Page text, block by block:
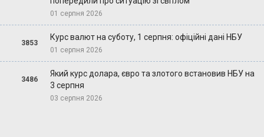
01 серпня 2026
3853
Курс валют на суботу, 1 серпня: офіційні дані НБУ
01 серпня 2026
3486
Який курс долара, євро та злотого встановив НБУ на
3 серпня
03 серпня 2026